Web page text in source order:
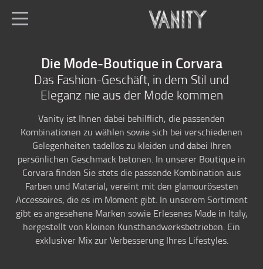
Skimode
Fashion boutique
Lage
Die Mode-Boutique in Corvara
Das Fashion-Geschäft, in dem Stil und
Eleganz nie aus der Mode kommen
Vanity ist Ihnen dabei behilflich, die passenden
Kombinationen zu wählen sowie sich bei verschiedenen
Gelegenheiten tadellos zu kleiden und dabei Ihren
persönlichen Geschmack betonen. In unserer Boutique in
Corvara finden Sie stets die passende Kombination aus
Farben und Material, vereint mit den glamourösesten
Accessoires, die es im Moment gibt. In unserem Sortiment
gibt es angesehene Marken sowie Erlesenes Made in Italy,
hergestellt von kleinen Kunsthandwerksbetrieben. Ein
exklusiver Mix zur Verbesserung Ihres Lifestyles.